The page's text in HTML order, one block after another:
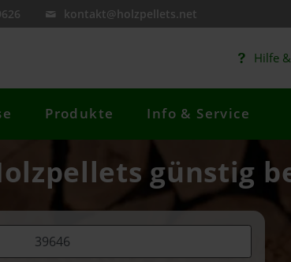
kontakt@holzpellets.net
Hilfe
Produkte Info & Service
günstig